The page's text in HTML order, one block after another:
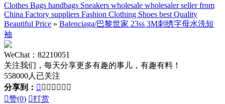
Clothes Bags handbags Sneakers wholesale wholesaler seller from
China Factory suppliers Fashion Clothing Shoes best Quality
Beautiful Price » Balenciaga/巴黎世家 23ss 3M刺绣字母水洗短
袖
WeChat：82210051
关注我们，每天分享更多有趣的事儿，有趣有料！
558000人已关注
分享到：       
赞(0) 打赏